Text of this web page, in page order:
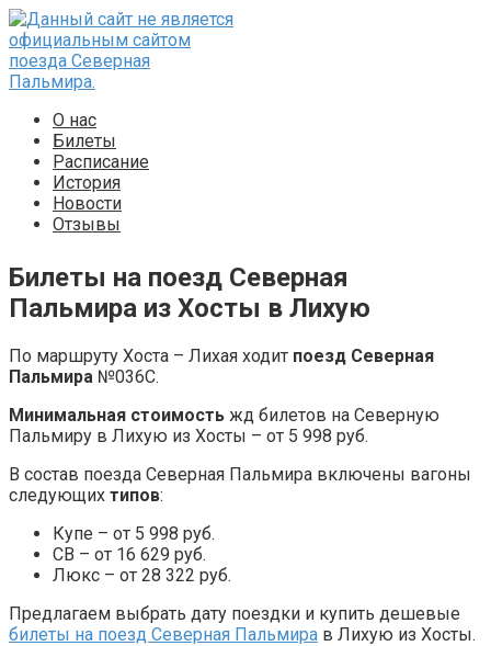
Перейти
к
контенту
О нас
Билеты
Расписание
История
Новости
Отзывы
Билеты на поезд Северная
Пальмира из Хосты в Лихую
По маршруту Хоста – Лихая ходит поезд Северная
Пальмира №036С.
Минимальная стоимость жд билетов на Северную
Пальмиру в Лихую из Хосты – от 5 998 руб.
В состав поезда Северная Пальмира включены вагоны
следующих типов:
Купе – от 5 998 руб.
СВ – от 16 629 руб.
Люкс – от 28 322 руб.
Предлагаем выбрать дату поездки и купить дешевые
билеты на поезд Северная Пальмира в Лихую из Хосты.